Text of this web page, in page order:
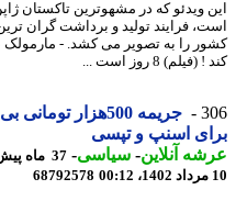
ویدئو که در مشهوترین تاکستان ژاپن
فرایند تولید و برداشت گران ترین
را به تصویر می کشد. - مارمولک
8 روز است ...
جریمه 500هزار تومانی بی
اسنپ و تپسی
آنلاین-سیاسی-
37 ماه پیش -
68792578